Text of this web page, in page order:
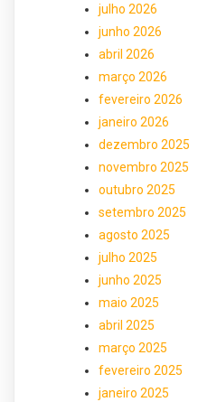
julho 2026
junho 2026
abril 2026
março 2026
fevereiro 2026
janeiro 2026
dezembro 2025
novembro 2025
outubro 2025
setembro 2025
agosto 2025
julho 2025
junho 2025
maio 2025
abril 2025
março 2025
fevereiro 2025
janeiro 2025